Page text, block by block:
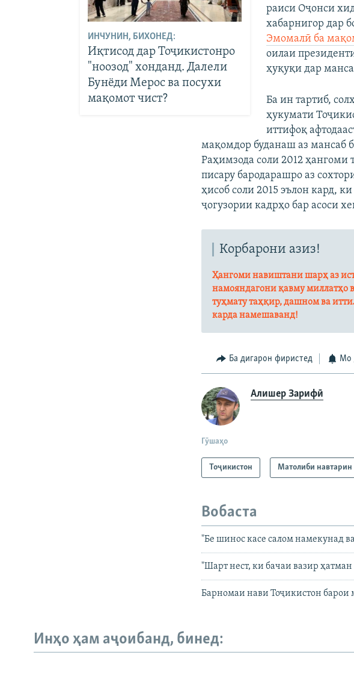
ИНЧУНИН, БИХОНЕД:
Иқтисод дар Тоҷикистонро
"ноозод" хонданд. Далели
Бунёди Мерос ва посухи
мақомот чист?
раиси Оҷонси
хабарнигор дар
Эмомалӣ ба
оилаи
ҳуқуқи дар
Ба ин тартиб,
ҳукумати
иттифоқ
мақомдор буданаш аз мансаб
Раҳимзода соли 2012
писару бародарашро аз
ҳисоб соли 2015 эълон кард,
ҷогузории кадрҳо бар асоси
Корбарони азиз!
Ҳангоми навиштани шарҳ аз
намояндагони қавму миллатҳо
туҳмату таҳқир, дашном ва
карда намешаванд!
Ба дигарон фиристед Мо
Алишер Зарифӣ
Гӯшаҳо
Тоҷикистон Матолиби навтарин
Вобаста
"Бе шинос касе салом намекунад
"Шарт нест, ки бачаи вазир
Барномаи нави Тоҷикистон барои
Инҳо ҳам аҷоибанд, бинед: